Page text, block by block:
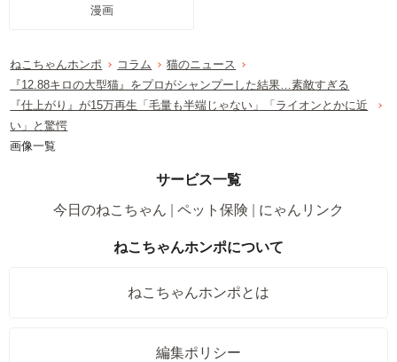
漫画
ねこちゃんホンポ コラム
猫のニュース
『12.88キロの大型猫』をプロがシャンプーした結果…素敵すぎる
『仕上がり』が15万再生「毛量も半端じゃない」「ライオンとかに近
い」と驚愕
画像一覧
サービス一覧
今日のねこちゃん
ペット保険 にゃんリンク
ねこちゃんホンポについて
ねこちゃんホンポとは
編集ポリシー